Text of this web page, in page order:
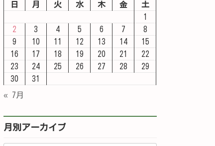
日
月 火 水 木 金
土
1
2
3 4 5 6 7
8
9
10 11 12 13 14
15
16
17 18 19 20 21
22
23
24 25 26 27 28
29
30
31
« 7月
月別アーカイブ